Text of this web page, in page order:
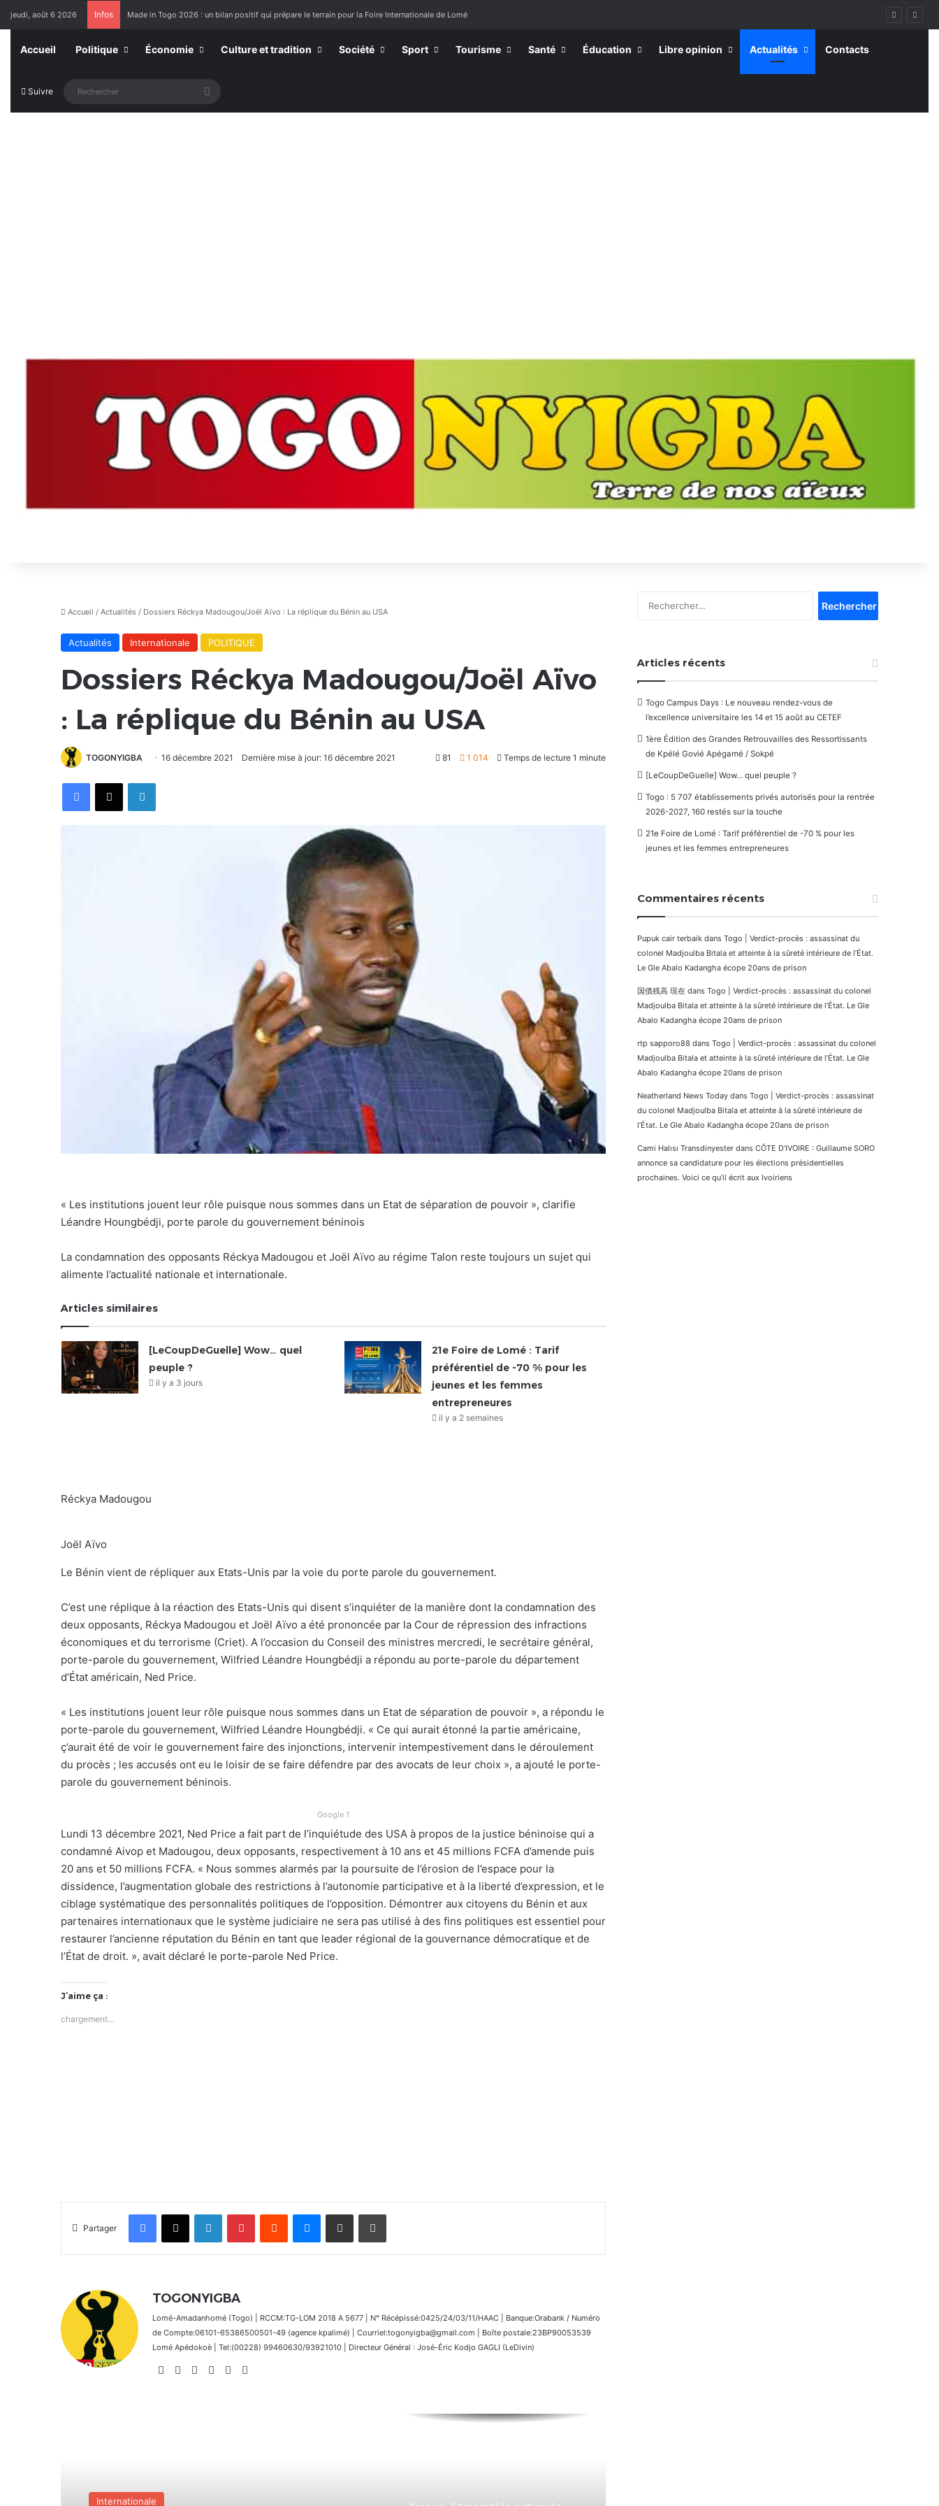
jeudi, août 6 2026 Infos Made in Togo 2026 : un bilan positif qui prépare le terrain pour la Foire Internationale de Lomé
Accueil Politique Économie Culture et tradition Société Sport Tourisme Santé Éducation Libre opinion Actualités Contacts
Suivre Rechercher
Accueil / Actualités / Dossiers Réckya Madougou/Joël Aïvo : La réplique du Bénin au USA
Actualités Internationale POLITIQUE
Dossiers Réckya Madougou/Joël Aïvo
: La réplique du Bénin au USA
TOGONYIGBA 16 décembre 2021 Dernière mise à jour: 16 décembre 2021 81 1 014 Temps de lecture 1 minute
FacebookX Linkedin
« Les institutions jouent leur rôle puisque nous sommes dans un Etat de séparation de pouvoir », clarifie
Léandre Houngbédji, porte parole du gouvernement béninois
La condamnation des opposants Réckya Madougou et Joël Aïvo au régime Talon reste toujours un sujet qui
alimente l’actualité nationale et internationale.
Articles similaires
[LeCoupDeGuelle] Wow… quel
peuple ?
il y a 3 jours
21e Foire de Lomé : Tarif
préférentiel de -70 % pour les
jeunes et les femmes
entrepreneures
il y a 2 semaines
Réckya Madougou
Joël Aïvo
Le Bénin vient de répliquer aux Etats-Unis par la voie du porte parole du gouvernement.
C’est une réplique à la réaction des Etats-Unis qui disent s’inquiéter de la manière dont la condamnation des
deux opposants, Réckya Madougou et Joël Aïvo a été prononcée par la Cour de répression des infractions
économiques et du terrorisme (Criet). A l’occasion du Conseil des ministres mercredi, le secrétaire général,
porte-parole du gouvernement, Wilfried Léandre Houngbédji a répondu au porte-parole du département
d’État américain, Ned Price.
« Les institutions jouent leur rôle puisque nous sommes dans un Etat de séparation de pouvoir », a répondu le
porte-parole du gouvernement, Wilfried Léandre Houngbédji. « Ce qui aurait étonné la partie américaine,
ç’aurait été de voir le gouvernement faire des injonctions, intervenir intempestivement dans le déroulement
du procès ; les accusés ont eu le loisir de se faire défendre par des avocats de leur choix », a ajouté le porte-
parole du gouvernement béninois.
Google 1
Lundi 13 décembre 2021, Ned Price a fait part de l’inquiétude des USA à propos de la justice béninoise qui a
condamné Aivop et Madougou, deux opposants, respectivement à 10 ans et 45 millions FCFA d’amende puis
20 ans et 50 millions FCFA. « Nous sommes alarmés par la poursuite de l’érosion de l’espace pour la
dissidence, l’augmentation globale des restrictions à l’autonomie participative et à la liberté d’expression, et le
ciblage systématique des personnalités politiques de l’opposition. Démontrer aux citoyens du Bénin et aux
partenaires internationaux que le système judiciaire ne sera pas utilisé à des fins politiques est essentiel pour
restaurer l’ancienne réputation du Bénin en tant que leader régional de la gouvernance démocratique et de
l’État de droit. », avait déclaré le porte-parole Ned Price.
J’aime ça :
chargement…
Partager
FacebookX Linkedin PinterestReddit MessengerPartager par email Imprimer
TOGONYIGBA
Lomé-Amadanhomé (Togo) | RCCM:TG-LOM 2018 A 5677 | N° Récépissé:0425/24/03/11/HAAC | Banque:Orabank / Numéro
de Compte:06101-65386500501-49 (agence kpalimé) | Courriel:togonyigba@gmail.com | Boîte postale:23BP90053539
Lomé Apédokoè | Tel:(00228) 99460630/93921010 | Directeur Général : José-Éric Kodjo GAGLI (LeDivin)
WebsiteFacebook
X LinkedinInstagram
Actualités
Articles récents
Togo Campus Days : Le nouveau rendez-vous de
l’excellence universitaire les 14 et 15 août au CETEF
1ère Édition des Grandes Retrouvailles des Ressortissants
de Kpélé Govié Apégamé / Sokpé
[LeCoupDeGuelle] Wow… quel peuple ?
Togo : 5 707 établissements privés autorisés pour la rentrée
2026-2027, 160 restés sur la touche
21e Foire de Lomé : Tarif préférentiel de -70 % pour les
jeunes et les femmes entrepreneures
Commentaires récents
Pupuk cair terbaik dans Togo | Verdict-procès : assassinat du
colonel Madjoulba Bitala et atteinte à la sûreté intérieure de l’État.
Le Gle Abalo Kadangha écope 20ans de prison
国債残高 現在 dans Togo | Verdict-procès : assassinat du colonel
Madjoulba Bitala et atteinte à la sûreté intérieure de l’État. Le Gle
Abalo Kadangha écope 20ans de prison
rtp sapporo88 dans Togo | Verdict-procès : assassinat du colonel
Madjoulba Bitala et atteinte à la sûreté intérieure de l’État. Le Gle
Abalo Kadangha écope 20ans de prison
Neatherland News Today dans Togo | Verdict-procès : assassinat
du colonel Madjoulba Bitala et atteinte à la sûreté intérieure de
l’État. Le Gle Abalo Kadangha écope 20ans de prison
Cami Halısı Transdinyester dans CÔTE D’IVOIRE : Guillaume SORO
annonce sa candidature pour les élections présidentielles
prochaines. Voici ce qu’il écrit aux Ivoiriens